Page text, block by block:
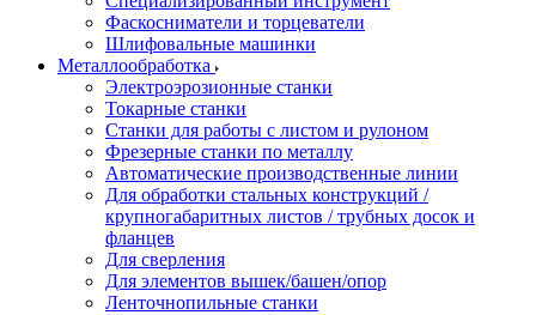
Фаскосниматели и торцеватели
Шлифовальные машинки
Металлообработка
Электроэрозионные станки
Токарные станки
Станки для работы с листом и рулоном
Фрезерные станки по металлу
Автоматические производственные линии
Для обработки стальных конструкций /
крупногабаритных листов / трубных досок и
фланцев
Для сверления
Для элементов вышек/башен/опор
Ленточнопильные станки